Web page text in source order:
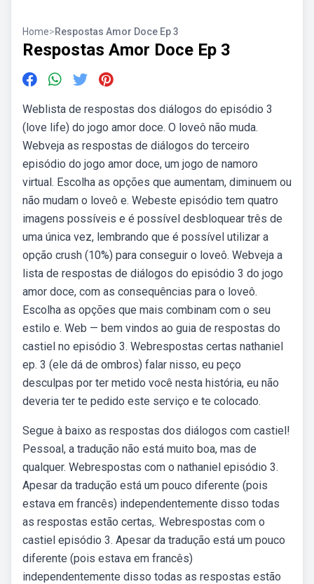
Home>Respostas Amor Doce Ep 3
Respostas Amor Doce Ep 3
Weblista de respostas dos diálogos do episódio 3
(love life) do jogo amor doce. O loveô não muda.
Webveja as respostas de diálogos do terceiro
episódio do jogo amor doce, um jogo de namoro
virtual. Escolha as opções que aumentam, diminuem ou
não mudam o loveô e. Webeste episódio tem quatro
imagens possíveis e é possível desbloquear três de
uma única vez, lembrando que é possível utilizar a
opção crush (10%) para conseguir o loveô. Webveja a
lista de respostas de diálogos do episódio 3 do jogo
amor doce, com as consequências para o loveô.
Escolha as opções que mais combinam com o seu
estilo e. Web — bem vindos ao guia de respostas do
castiel no episódio 3. Webrespostas certas nathaniel
ep. 3 (ele dá de ombros) falar nisso, eu peço
desculpas por ter metido você nesta história, eu não
deveria ter te pedido este serviço e te colocado.
Segue à baixo as respostas dos diálogos com castiel!
Pessoal, a tradução não está muito boa, mas de
qualquer. Webrespostas com o nathaniel episódio 3.
Apesar da tradução está um pouco diferente (pois
estava em francês) independentemente disso todas
as respostas estão certas,. Webrespostas com o
castiel episódio 3. Apesar da tradução está um pouco
diferente (pois estava em francês)
independentemente disso todas as respostas estão